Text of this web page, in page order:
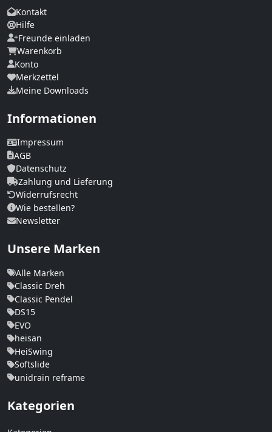
Kontakt
Hilfe
Freunde einladen
Warenkorb
Konto
Merkzettel
Meine Downloads
Informationen
Impressum
AGB
Datenschutz
Zahlung und Lieferung
Widerrufsrecht
Wie bestellen?
Newsletter
Unsere Marken
Alle Marken
Classic Dreh
Classic Pendel
DS15
EVO
heisan
HeiSwing
Softslide
unidrain reframe
Kategorien